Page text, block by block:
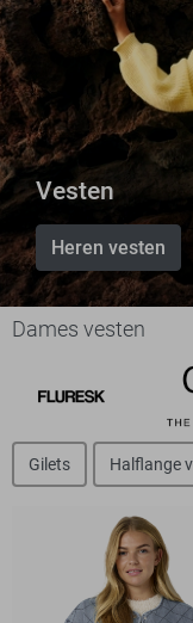
Vesten
Heren vesten
Dames vesten
Gilets Halflange